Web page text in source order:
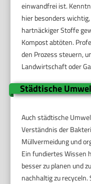
einwandfrei ist.
hier besonders
hartnäckiger Stoffe
Kompost abtöten.
den Prozess steuern,
Landwirtschaft oder
Städtische
Auch städtische
Verständnis der
Müllvermeidung und
Ein fundiertes Wissen
besser zu planen und
nachhaltig zu